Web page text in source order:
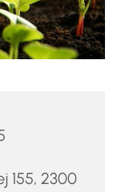
155, 2300